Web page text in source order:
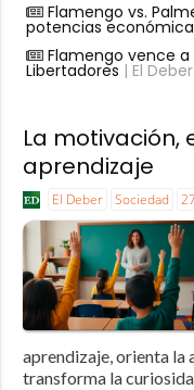
Flamengo vs.
potencias
Flamengo vence
Libertadores | El Deber
La motivación,
aprendizaje
El Deber Sociedad
aprendizaje, orienta la
transforma la